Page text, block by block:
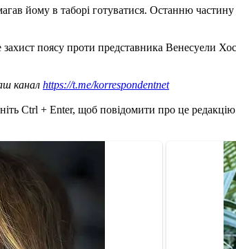
йому в таборі готуватися. Останню
захист поясу проти представника Венесуели
канал https://t.me/korrespondentnet
Ctrl + Enter, щоб повідомити про це